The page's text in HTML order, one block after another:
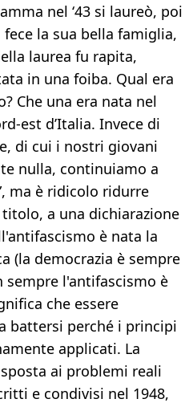
nel ‘43 si laureò, poi
la sua bella famiglia,
laurea fu rapita,
in una foiba. Qual era
Che una era nata nel
est d’Italia. Invece di
di cui i nostri giovani
nulla, continuiamo a
ma è ridicolo ridurre
a una dichiarazione
è nata la
(la democrazia è sempre
l'antifascismo è
che essere
battersi perché i principi
applicati. La
ai problemi reali
e condivisi nel 1948,